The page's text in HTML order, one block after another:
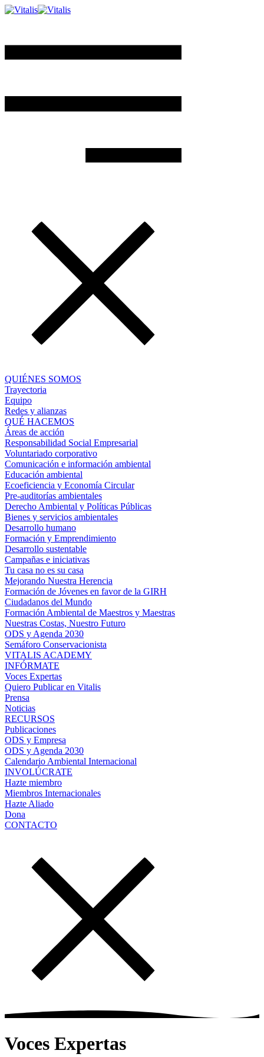
QUIÉNES SOMOS
Trayectoria
Equipo
Redes y alianzas
QUÉ HACEMOS
Áreas de acción
Responsabilidad Social Empresarial
Voluntariado corporativo
Comunicación e información ambiental
Educación ambiental
Ecoeficiencia y Economía Circular
Pre-auditorías ambientales
Derecho Ambiental y Políticas Públicas
Bienes y servicios ambientales
Desarrollo humano
Formación y Emprendimiento
Desarrollo sustentable
Campañas e iniciativas
Tu casa no es su casa
Mejorando Nuestra Herencia
Formación de Jóvenes en favor de la GIRH
Ciudadanos del Mundo
Formación Ambiental de Maestros y Maestras
Nuestras Costas, Nuestro Futuro
ODS y Agenda 2030
Semáforo Conservacionista
VITALIS ACADEMY
INFÓRMATE
Voces Expertas
Quiero Publicar en Vitalis
Prensa
Noticias
RECURSOS
Publicaciones
ODS y Empresa
ODS y Agenda 2030
Calendario Ambiental Internacional
INVOLÚCRATE
Hazte miembro
Miembros Internacionales
Hazte Aliado
Dona
CONTACTO
Voces Expertas